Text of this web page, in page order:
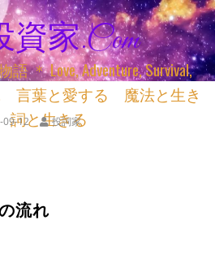
資家.com
＊ Love, Adventure, Survival,
言葉と愛する 魔法と生き
と生きる
09-12 投詞家
流れ